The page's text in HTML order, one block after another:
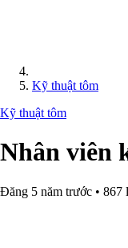
Kỹ thuật tôm
Kỹ thuật tôm
Nhân viên
Đăng 5 năm trước • 867